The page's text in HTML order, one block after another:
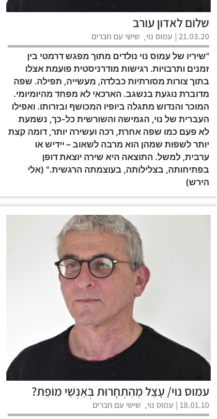
שלום לאדון עורב
21.03.20 | עמוס נוי, שישי עם חברים
"שיריו של עמוס נוי נולדים מתוך מפגש דרמטי בין
זמנים ותרבויות. רגישות מודרניסטית פועמת אצלו
בתוך צורות מסורתיות כבלדה, מעשייה, תפילה. שפה
מדוברת נוגעת בנשגב. הארכאי לא מפחד מהיומיומי.
המוכר והנדוש מתגלה ביופיו המכושף ובזרותו. ואפילו
העברית של נוי, הגמישה והשורשית כל-כך, נשמעת
לא פעם כמו שפה אחרת, רכה ועשירה יותר, דומה קצת
יותר לשפות שמהן הוא מרבה לשאוב – יידיש או
ערבית, למשל. התוצאה היא שירה יוצאת דופן
בפתיחותה, בצלילותה, בעוצמתה הרגשית." (אלי
הירש)
עמוס נוי/ עָצֵל מֵהִתְחָרוּת בְּאַנְשֵׁי מוֹפֵת?
18.01.10 | עמוס נוי, שישי עם חברים